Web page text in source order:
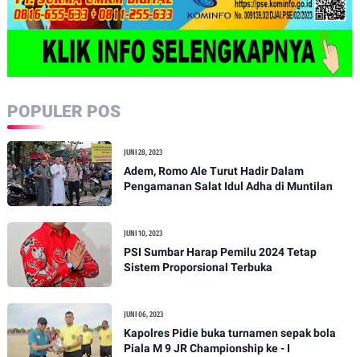
POPULER POS
JUNI 28, 2023
Adem, Romo Ale Turut Hadir Dalam
Pengamanan Salat Idul Adha di Muntilan
JUNI 10, 2023
PSI Sumbar Harap Pemilu 2024 Tetap
Sistem Proporsional Terbuka
JUNI 06, 2023
Kapolres Pidie buka turnamen sepak bola
Piala M 9 JR Championship ke - I